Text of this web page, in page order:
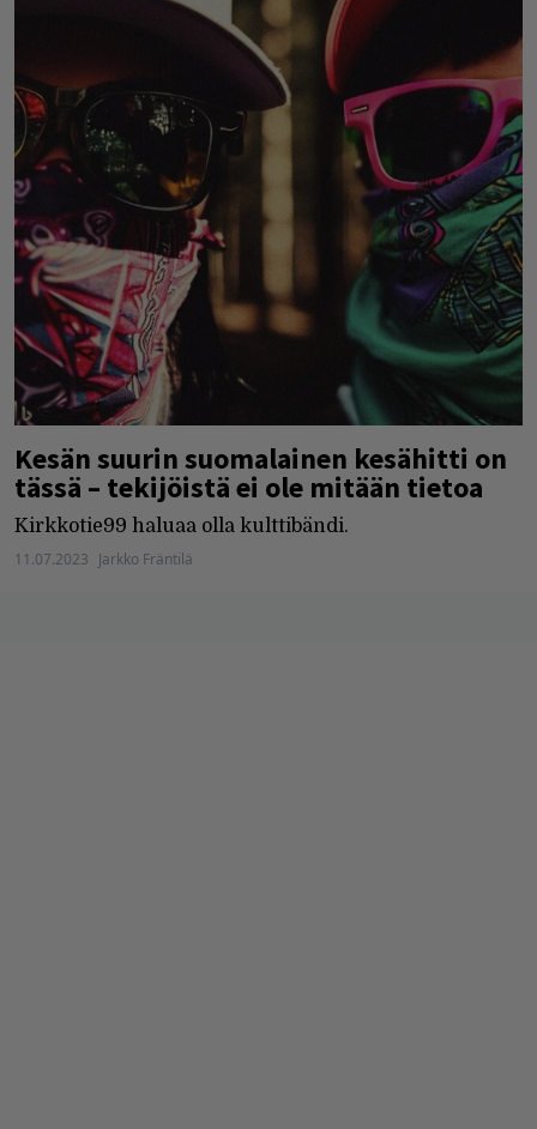
Kesän suurin suomalainen kesähitti on
tässä – tekijöistä ei ole mitään tietoa
Kirkkotie99 haluaa olla kulttibändi.
11.07.2023 Jarkko Fräntilä